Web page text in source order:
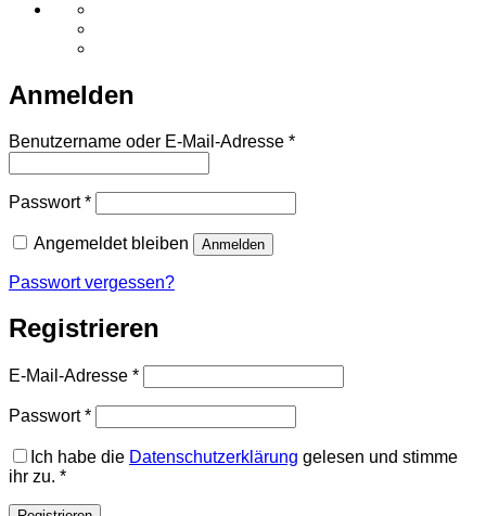
Anmelden
Benutzername oder E-Mail-Adresse *Erforderlich
Passwort*Erforderlich
Angemeldet bleiben Anmelden
Passwort vergessen?
Registrieren
E-Mail-Adresse *Erforderlich
Passwort*Erforderlich
Ich habe die Datenschutzerklärung gelesen und stimme
ihr zu. *